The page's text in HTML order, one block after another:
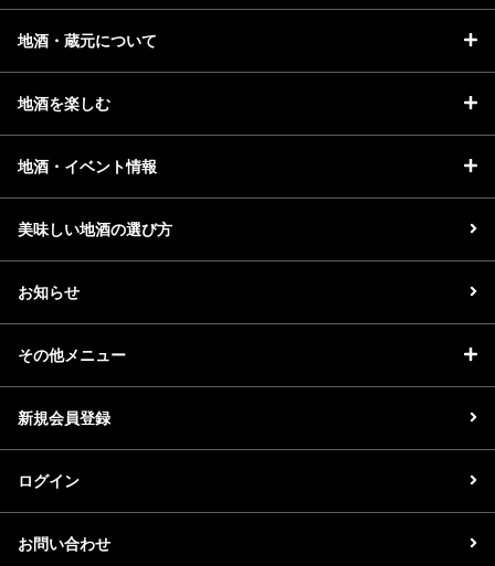
地酒・蔵元について
地酒を楽しむ
地酒・イベント情報
美味しい地酒の選び方
お知らせ
その他メニュー
新規会員登録
ログイン
お問い合わせ